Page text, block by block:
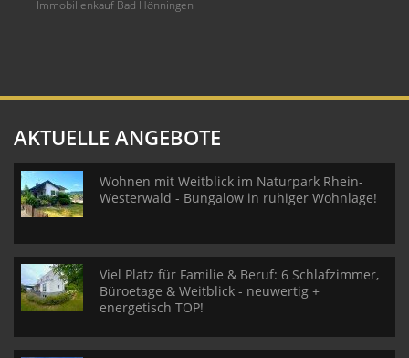
Immobilienkauf Bad Hönningen
AKTUELLE ANGEBOTE
Wohnen mit Weitblick im Naturpark Rhein-
Westerwald - Bungalow in ruhiger Wohnlage!
Viel Platz für Familie & Beruf: 6 Schlafzimmer,
Büroetage & Weitblick - neuwertig +
energetisch TOP!